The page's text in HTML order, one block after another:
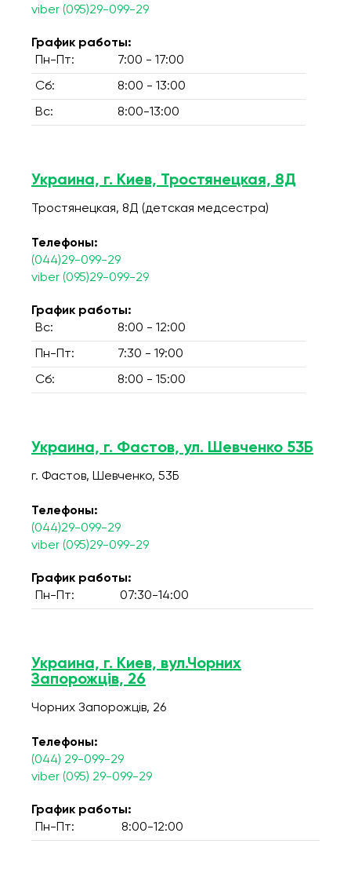
viber (095)29-099-29
График работы:
Пн-Пт:
7:00 - 17:00
Сб: 8:00 - 13:00
Вс: 8:00-13:00
Украина, г. Киев, Тростянецкая, 8Д
Тростянецкая, 8Д (детская медсестра)
Телефоны:
(044)29-099-29
viber (095)29-099-29
График работы:
Вс:
8:00 - 12:00
Пн-Пт: 7:30 - 19:00
Сб: 8:00 - 15:00
Украина, г. Фастов, ул. Шевченко 53Б
г. Фастов, Шевченко, 53Б
Телефоны:
(044)29-099-29
viber (095)29-099-29
График работы:
Пн-Пт:
07:30-14:00
Украина, г. Киев, вул.Чорних
Запорожців, 26
Чорних Запорожців, 26
Телефоны:
(044) 29-099-29
viber (095) 29-099-29
График работы:
Пн-Пт:
8:00-12:00